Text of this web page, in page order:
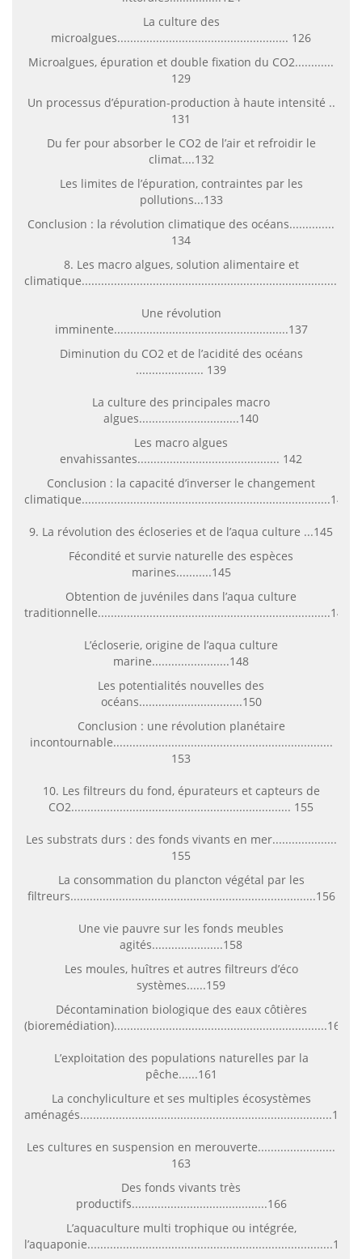
La culture des
microalgues..................................................... 126
Microalgues, épuration et double fixation du CO2............
129
Un processus d’épuration-production à haute intensité ..
131
Du fer pour absorber le CO2 de l’air et refroidir le
climat....132
Les limites de l’épuration, contraintes par les
pollutions...133
Conclusion : la révolution climatique des océans..............
134
8. Les macro algues, solution alimentaire et
Une révolution
imminente......................................................137
Diminution du CO2 et de l’acidité des océans
..................... 139
La culture des principales macro
algues...............................140
Les macro algues
envahissantes............................................ 142
Conclusion : la capacité d’inverser le changement
climatique.............................................................................143
9. La révolution des écloseries et de l’aqua culture ...145
Fécondité et survie naturelle des espèces
marines...........145
Obtention de juvéniles dans l’aqua culture
traditionnelle........................................................................146
L’écloserie, origine de l’aqua culture
marine........................148
Les potentialités nouvelles des
océans................................150
Conclusion : une révolution planétaire
incontournable....................................................................
153
10. Les filtreurs du fond, épurateurs et capteurs de
CO2.................................................................... 155
Les substrats durs : des fonds vivants en mer....................
155
La consommation du plancton végétal par les
filtreurs............................................................................156
Une vie pauvre sur les fonds meubles
agités......................158
Les moules, huîtres et autres filtreurs d’éco
systèmes......159
Décontamination biologique des eaux côtières
(bioremédiation)..................................................................160
L’exploitation des populations naturelles par la
pêche......161
La conchyliculture et ses multiples écosystèmes
aménagés..............................................................................162
Les cultures en suspension en merouverte........................
163
Des fonds vivants très
productifs..........................................166
L’aquaculture multi trophique ou intégrée,
l’aquaponie............................................................................167